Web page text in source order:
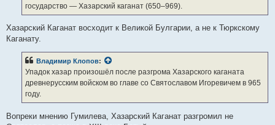
государство — Хазарский каганат (650–969).
Хазарский Каганат восходит к Великой Булгарии, а не к Тюркскому
Каганату.
Владимир Клопов:
Упадок хазар произошёл после разгрома Хазарского каганата
древнерусским войском во главе со Святославом Игоревичем в 965
году.
Вопреки мнению Гумилева, Хазарский Каганат разгромил не